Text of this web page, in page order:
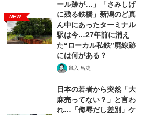
NEW
ール跡が…」「さみしげ
に残る鉄橋」新潟のど真
ん中にあったターミナル
駅は今…27年前に消え
た“ローカル私鉄”廃線跡
には何がある？
鼠入 昌史
日本の若者から突然「大
麻売ってない？」と言わ
れ…「侮辱だし差別」ケ